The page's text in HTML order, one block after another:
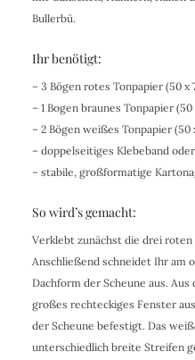
Bullerbü.
Ihr benötigt:
– 3 Bögen rotes Tonpapier (50 x
– 1 Bogen braunes Tonpapier (50
– 2 Bögen weißes Tonpapier (50
– doppelseitiges Klebeband
– stabile, großformatige
So wird’s gemacht:
Verklebt zunächst die drei
Anschließend schneidet Ihr am
Dachform der Scheune aus.
großes rechteckiges Fenster
der Scheune befestigt. Das
unterschiedlich breite Streifen